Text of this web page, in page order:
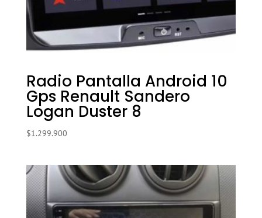
Radio Pantalla Android 10
Gps Renault Sandero
Logan Duster 8
$1.299.900